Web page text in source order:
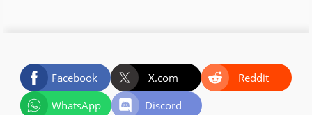
Facebook X.com
Reddit
WhatsApp
Discord